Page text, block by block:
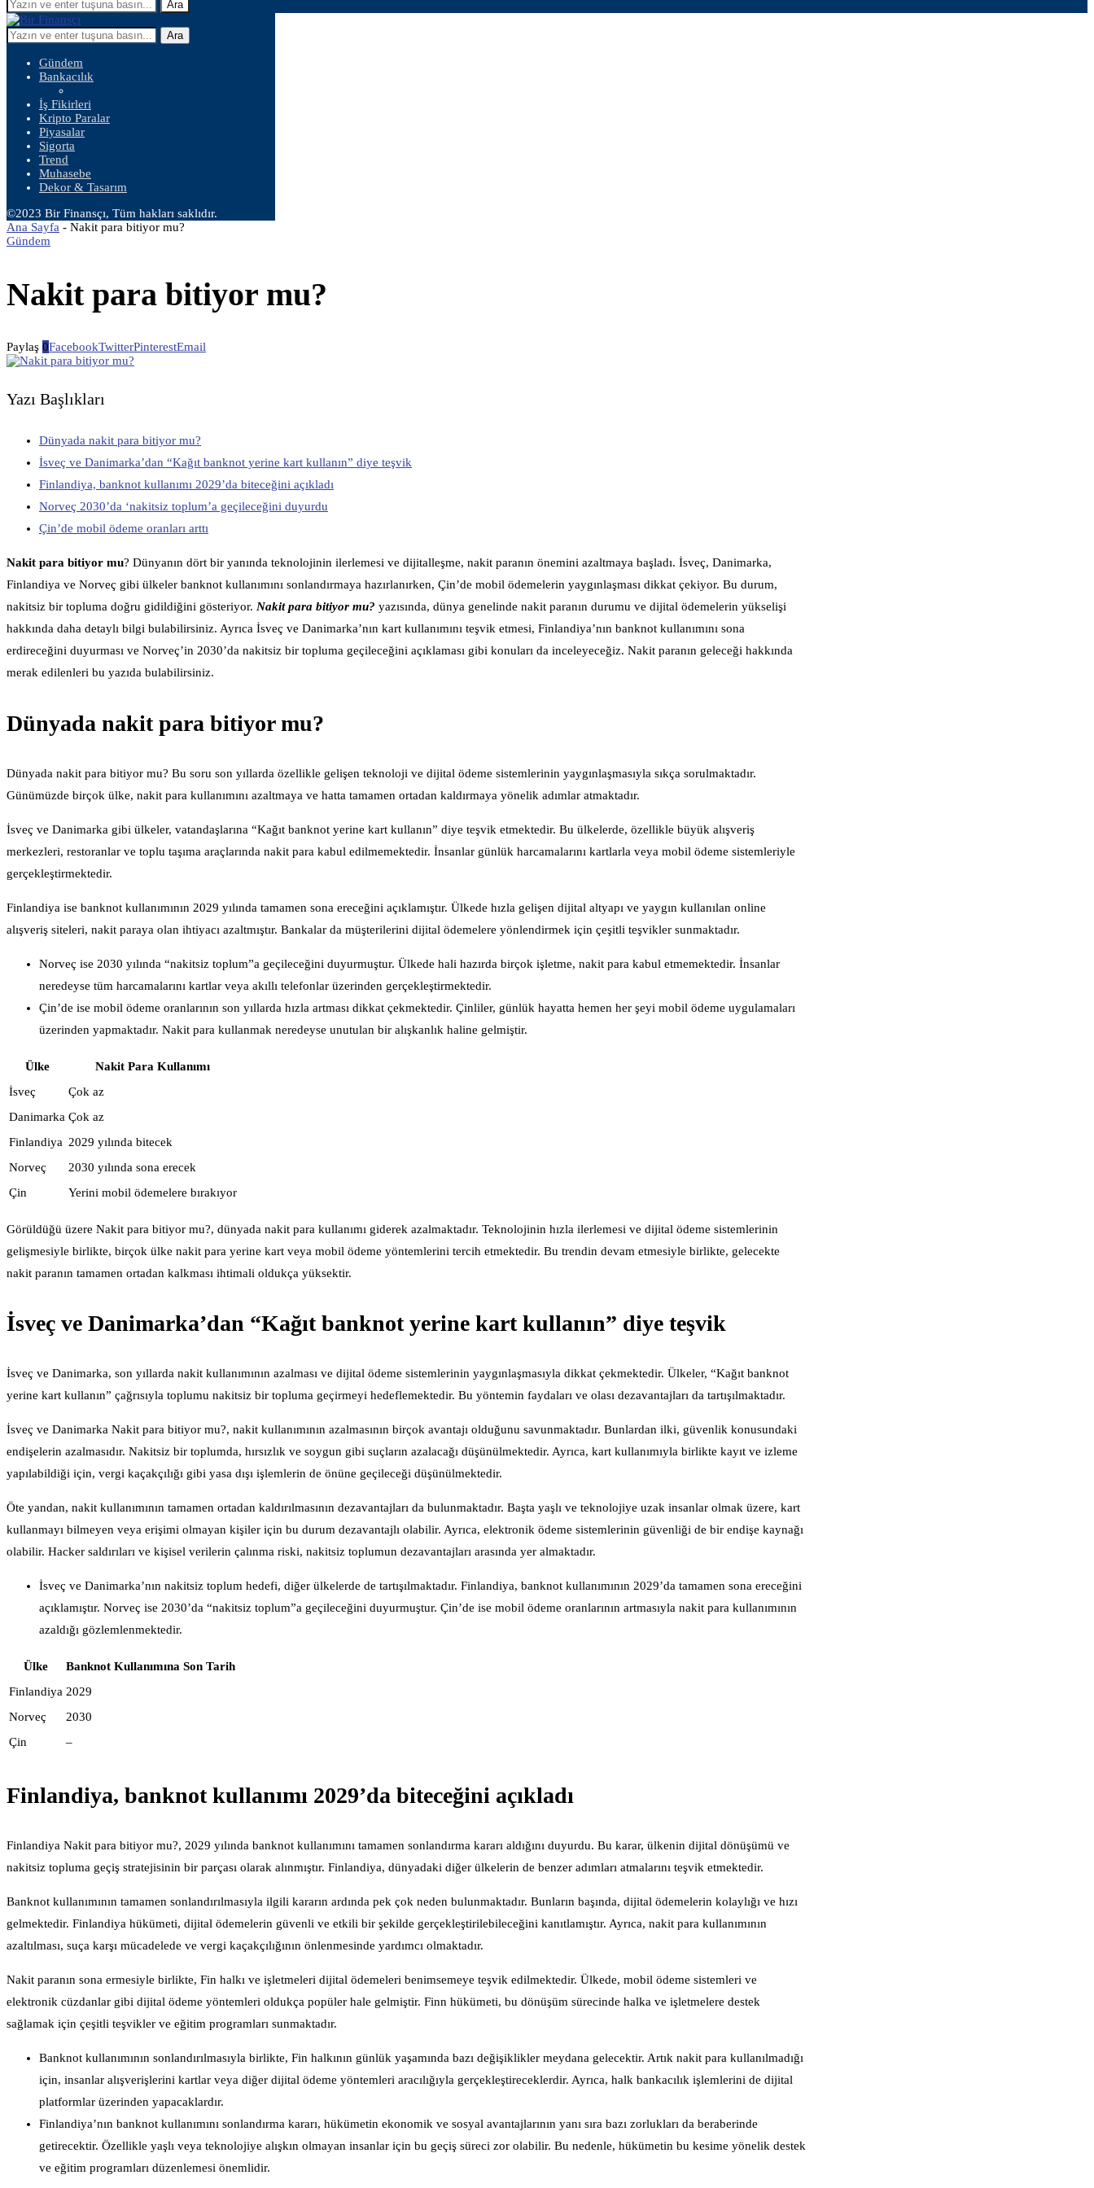
Ara
Ara
Gündem
Bankacılık
İş Fikirleri
Kripto Paralar
Piyasalar
Sigorta
Trend
Muhasebe
Dekor & Tasarım
©2023 Bir Finansçı, Tüm hakları saklıdır.
Ana Sayfa - Nakit para bitiyor mu?
Gündem
Nakit para bitiyor mu?
Paylaş 0FacebookTwitterPinterestEmail
Yazı Başlıkları
Dünyada nakit para bitiyor mu?
İsveç ve Danimarka’dan “Kağıt banknot yerine kart kullanın” diye teşvik
Finlandiya, banknot kullanımı 2029’da biteceğini açıkladı
Norveç 2030’da ‘nakitsiz toplum’a geçileceğini duyurdu
Çin’de mobil ödeme oranları arttı
Nakit para bitiyor mu? Dünyanın dört bir yanında teknolojinin ilerlemesi ve dijitalleşme, nakit paranın önemini azaltmaya başladı. İsveç, Danimarka,
Finlandiya ve Norveç gibi ülkeler banknot kullanımını sonlandırmaya hazırlanırken, Çin’de mobil ödemelerin yaygınlaşması dikkat çekiyor. Bu durum,
nakitsiz bir topluma doğru gidildiğini gösteriyor. Nakit para bitiyor mu? yazısında, dünya genelinde nakit paranın durumu ve dijital ödemelerin yükselişi
hakkında daha detaylı bilgi bulabilirsiniz. Ayrıca İsveç ve Danimarka’nın kart kullanımını teşvik etmesi, Finlandiya’nın banknot kullanımını sona
erdireceğini duyurması ve Norveç’in 2030’da nakitsiz bir topluma geçileceğini açıklaması gibi konuları da inceleyeceğiz. Nakit paranın geleceği hakkında
merak edilenleri bu yazıda bulabilirsiniz.
Dünyada nakit para bitiyor mu?
Dünyada nakit para bitiyor mu? Bu soru son yıllarda özellikle gelişen teknoloji ve dijital ödeme sistemlerinin yaygınlaşmasıyla sıkça sorulmaktadır.
Günümüzde birçok ülke, nakit para kullanımını azaltmaya ve hatta tamamen ortadan kaldırmaya yönelik adımlar atmaktadır.
İsveç ve Danimarka gibi ülkeler, vatandaşlarına “Kağıt banknot yerine kart kullanın” diye teşvik etmektedir. Bu ülkelerde, özellikle büyük alışveriş
merkezleri, restoranlar ve toplu taşıma araçlarında nakit para kabul edilmemektedir. İnsanlar günlük harcamalarını kartlarla veya mobil ödeme sistemleriyle
gerçekleştirmektedir.
Finlandiya ise banknot kullanımının 2029 yılında tamamen sona ereceğini açıklamıştır. Ülkede hızla gelişen dijital altyapı ve yaygın kullanılan online
alışveriş siteleri, nakit paraya olan ihtiyacı azaltmıştır. Bankalar da müşterilerini dijital ödemelere yönlendirmek için çeşitli teşvikler sunmaktadır.
Norveç ise 2030 yılında “nakitsiz toplum”a geçileceğini duyurmuştur. Ülkede hali hazırda birçok işletme, nakit para kabul etmemektedir. İnsanlar
neredeyse tüm harcamalarını kartlar veya akıllı telefonlar üzerinden gerçekleştirmektedir.
Çin’de ise mobil ödeme oranlarının son yıllarda hızla artması dikkat çekmektedir. Çinliler, günlük hayatta hemen her şeyi mobil ödeme uygulamaları
üzerinden yapmaktadır. Nakit para kullanmak neredeyse unutulan bir alışkanlık haline gelmiştir.
Ülke
Nakit Para Kullanımı
İsveç
Çok az
Danimarka Çok az
Finlandiya 2029 yılında bitecek
Norveç
2030 yılında sona erecek
Çin
Yerini mobil ödemelere bırakıyor
Görüldüğü üzere Nakit para bitiyor mu?, dünyada nakit para kullanımı giderek azalmaktadır. Teknolojinin hızla ilerlemesi ve dijital ödeme sistemlerinin
gelişmesiyle birlikte, birçok ülke nakit para yerine kart veya mobil ödeme yöntemlerini tercih etmektedir. Bu trendin devam etmesiyle birlikte, gelecekte
nakit paranın tamamen ortadan kalkması ihtimali oldukça yüksektir.
İsveç ve Danimarka’dan “Kağıt banknot yerine kart kullanın” diye teşvik
İsveç ve Danimarka, son yıllarda nakit kullanımının azalması ve dijital ödeme sistemlerinin yaygınlaşmasıyla dikkat çekmektedir. Ülkeler, “Kağıt banknot
yerine kart kullanın” çağrısıyla toplumu nakitsiz bir topluma geçirmeyi hedeflemektedir. Bu yöntemin faydaları ve olası dezavantajları da tartışılmaktadır.
İsveç ve Danimarka Nakit para bitiyor mu?, nakit kullanımının azalmasının birçok avantajı olduğunu savunmaktadır. Bunlardan ilki, güvenlik konusundaki
endişelerin azalmasıdır. Nakitsiz bir toplumda, hırsızlık ve soygun gibi suçların azalacağı düşünülmektedir. Ayrıca, kart kullanımıyla birlikte kayıt ve izleme
yapılabildiği için, vergi kaçakçılığı gibi yasa dışı işlemlerin de önüne geçileceği düşünülmektedir.
Öte yandan, nakit kullanımının tamamen ortadan kaldırılmasının dezavantajları da bulunmaktadır. Başta yaşlı ve teknolojiye uzak insanlar olmak üzere, kart
kullanmayı bilmeyen veya erişimi olmayan kişiler için bu durum dezavantajlı olabilir. Ayrıca, elektronik ödeme sistemlerinin güvenliği de bir endişe kaynağı
olabilir. Hacker saldırıları ve kişisel verilerin çalınma riski, nakitsiz toplumun dezavantajları arasında yer almaktadır.
İsveç ve Danimarka’nın nakitsiz toplum hedefi, diğer ülkelerde de tartışılmaktadır. Finlandiya, banknot kullanımının 2029’da tamamen sona ereceğini
açıklamıştır. Norveç ise 2030’da “nakitsiz toplum”a geçileceğini duyurmuştur. Çin’de ise mobil ödeme oranlarının artmasıyla nakit para kullanımının
azaldığı gözlemlenmektedir.
Ülke
Banknot Kullanımına Son Tarih
Finlandiya 2029
Norveç
2030
Çin
–
Finlandiya, banknot kullanımı 2029’da biteceğini açıkladı
Finlandiya Nakit para bitiyor mu?, 2029 yılında banknot kullanımını tamamen sonlandırma kararı aldığını duyurdu. Bu karar, ülkenin dijital dönüşümü ve
nakitsiz topluma geçiş stratejisinin bir parçası olarak alınmıştır. Finlandiya, dünyadaki diğer ülkelerin de benzer adımları atmalarını teşvik etmektedir.
Banknot kullanımının tamamen sonlandırılmasıyla ilgili kararın ardında pek çok neden bulunmaktadır. Bunların başında, dijital ödemelerin kolaylığı ve hızı
gelmektedir. Finlandiya hükümeti, dijital ödemelerin güvenli ve etkili bir şekilde gerçekleştirilebileceğini kanıtlamıştır. Ayrıca, nakit para kullanımının
azaltılması, suça karşı mücadelede ve vergi kaçakçılığının önlenmesinde yardımcı olmaktadır.
Nakit paranın sona ermesiyle birlikte, Fin halkı ve işletmeleri dijital ödemeleri benimsemeye teşvik edilmektedir. Ülkede, mobil ödeme sistemleri ve
elektronik cüzdanlar gibi dijital ödeme yöntemleri oldukça popüler hale gelmiştir. Finn hükümeti, bu dönüşüm sürecinde halka ve işletmelere destek
sağlamak için çeşitli teşvikler ve eğitim programları sunmaktadır.
Banknot kullanımının sonlandırılmasıyla birlikte, Fin halkının günlük yaşamında bazı değişiklikler meydana gelecektir. Artık nakit para kullanılmadığı
için, insanlar alışverişlerini kartlar veya diğer dijital ödeme yöntemleri aracılığıyla gerçekleştireceklerdir. Ayrıca, halk bankacılık işlemlerini de dijital
platformlar üzerinden yapacaklardır.
Finlandiya’nın banknot kullanımını sonlandırma kararı, hükümetin ekonomik ve sosyal avantajlarının yanı sıra bazı zorlukları da beraberinde
getirecektir. Özellikle yaşlı veya teknolojiye alışkın olmayan insanlar için bu geçiş süreci zor olabilir. Bu nedenle, hükümetin bu kesime yönelik destek
ve eğitim programları düzenlemesi önemlidir.